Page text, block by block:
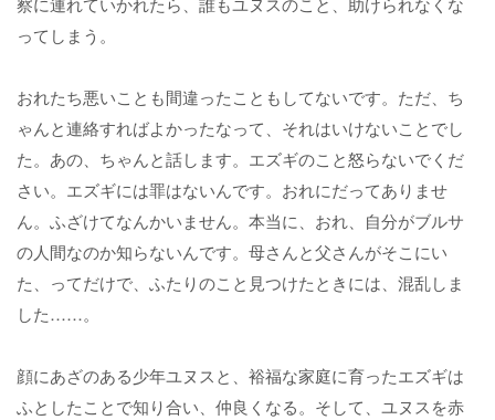
ってしまう。
おれたち悪いことも間違ったこともしてないです。ただ、ち
ゃんと連絡すればよかったなって、それはいけないことでし
た。あの、ちゃんと話します。エズギのこと怒らないでくだ
さい。エズギには罪はないんです。おれにだってありませ
ん。ふざけてなんかいません。本当に、おれ、自分がブルサ
の人間なのか知らないんです。母さんと父さんがそこにい
た、ってだけで、ふたりのこと見つけたときには、混乱しま
した……。
顔にあざのある少年ユヌスと、裕福な家庭に育ったエズギは
ふとしたことで知り合い、仲良くなる。そして、ユヌスを赤